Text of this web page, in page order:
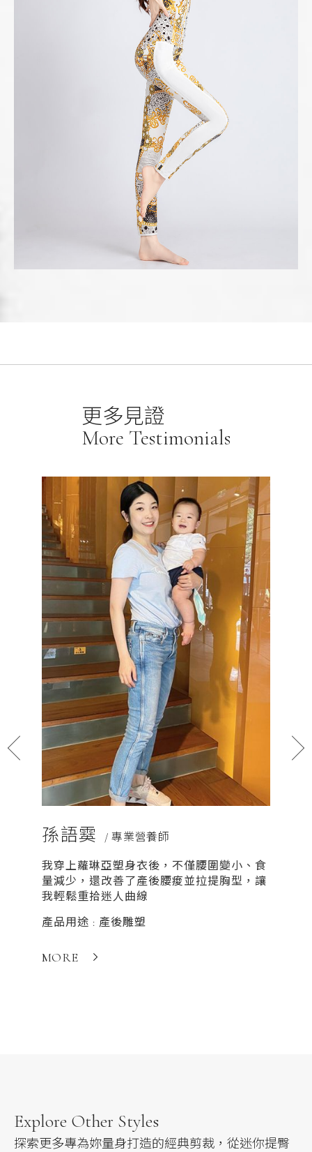
更多見證
More Testimonials
孫語霙 / 專業營養師
我穿上蘿琳亞塑身衣後，不僅腰圍變小、食
量減少，還改善了產後腰痠並拉提胸型，讓
我輕鬆重拾迷人曲線
產品用途 : 產後雕塑
MORE
Explore Other Styles
探索更多專為妳量身打造的經典剪裁， 從迷你提臀